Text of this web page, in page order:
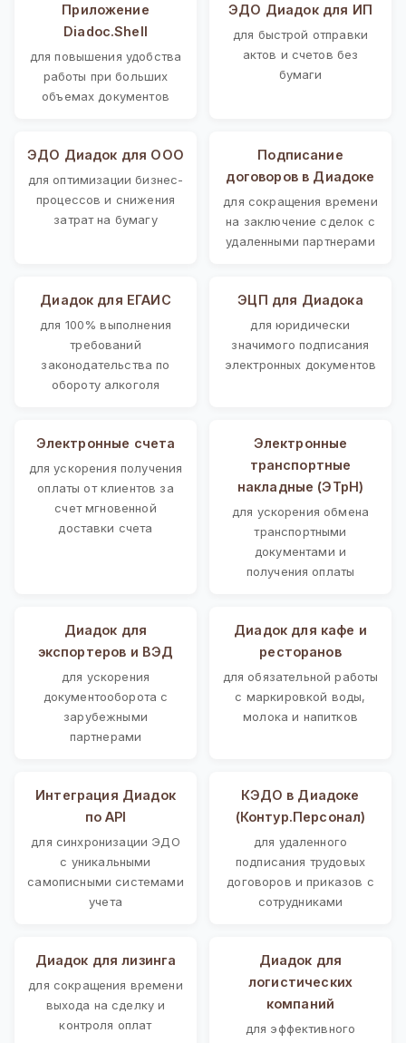
Приложение
Diadoc.Shell
для повышения удобства
работы при больших
объемах документов
ЭДО Диадок для ИП
для быстрой отправки
актов и счетов без
бумаги
ЭДО Диадок для ООО
для оптимизации бизнес-
процессов и снижения
затрат на бумагу
Подписание
договоров в Диадоке
для сокращения времени
на заключение сделок с
удаленными партнерами
Диадок для ЕГАИС
для 100% выполнения
требований
законодательства по
обороту алкоголя
ЭЦП для Диадока
для юридически
значимого подписания
электронных документов
Электронные счета
для ускорения получения
оплаты от клиентов за
счет мгновенной
доставки счета
Электронные
транспортные
накладные (ЭТрН)
для ускорения обмена
транспортными
документами и
получения оплаты
Диадок для
экспортеров и ВЭД
для ускорения
документооборота с
зарубежными
партнерами
Диадок для кафе и
ресторанов
для обязательной работы
с маркировкой воды,
молока и напитков
Интеграция Диадок
по API
для синхронизации ЭДО
с уникальными
самописными системами
учета
КЭДО в Диадоке
(Контур.Персонал)
для удаленного
подписания трудовых
договоров и приказов с
сотрудниками
Диадок для лизинга
для сокращения времени
выхода на сделку и
контроля оплат
Диадок для
логистических
компаний
для эффективного